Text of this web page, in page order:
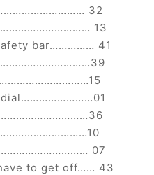
32
13
bar…………… 41
dial……………………01
07
to get off…… 43